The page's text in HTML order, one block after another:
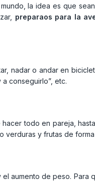
la idea es que
preparaos para la
nadar o andar en
conseguirlo”, etc.
todo en pareja,
y frutas de
aumento de peso. Para